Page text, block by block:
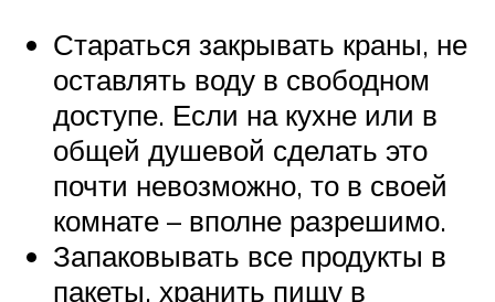
Стараться закрывать краны, не
оставлять воду в свободном
доступе. Если на кухне или в
общей душевой сделать это
почти невозможно, то в своей
комнате – вполне разрешимо.
Запаковывать все продукты в
пакеты, хранить пищу в